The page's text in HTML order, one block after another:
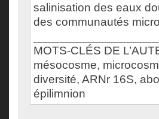
salinisation des eaux
des communautés
MOTS-CLÉS DE
mésocosme,
diversité, ARNr 16S,
épilimnion